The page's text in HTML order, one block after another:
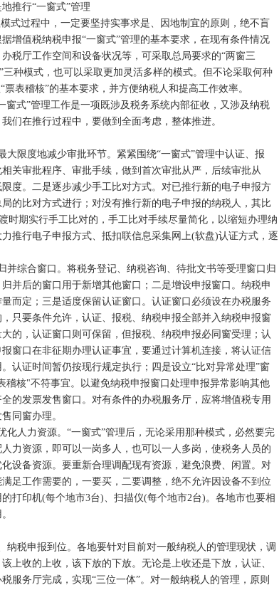
推行“一窗式”管理
过程中，一定要坚持实事求是、因地制宜的原则，绝不盲
增值税纳税申报“一窗式”管理的基本要求，在现有条件情况
税厅工作空间和设备状况等，可采取总局要求的“两窗三
三种模式，也可以采取更加灵活多样的模式。但不论采取何种
票表稽核”的基本要求，并方便纳税人和提高工作效率。
式”管理工作是一项既涉及税务系统内部征收，又涉及纳税
们在推行过程中，要做到全面考虑，整体推进。
限度地减少审批环节。紧紧围绕“一窗式”管理中认证、报
关审批程序、审批手续，做到首次审批从严，后续审批从
度。二是逐步减少手工比对方式。对已推行新的电子申报方
的比对方式进行；对没有推行新的电子申报的纳税人，其比
时期实行手工比对的，手工比对手续尽量简化，以缩短办理纳
推行电子申报方式、抵扣联信息采集网上(软盘)认证方式，逐
综合窗口。将税务登记、纳税咨询、待批文书等受理窗口归
并后的窗口用于新增其他窗口；二是增设申报窗口。纳税申
而定；三是适度保留认证窗口。认证窗口必须设在办税服务
只要条件允许，认证、报税、纳税申报全部并入纳税申报窗
的，认证窗口则可保留，但报税、纳税申报必同窗受理；认
窗口在非征期办理认证事宜，要通过计算机连接，将认证信
认证时间暂仍按现行规定执行；四是设立“比对异常处理”窗
稽核"不符事宜。以避免纳税申报窗口处理申报异常影响其他
的发票发售窗口。对有条件的办税服务厅，应将增值税专用
同窗办理。
人力资源。“一窗式”管理后，无论采用那种模式，必然要完
力资源，即可以一岗多人，也可以一人多岗，使税务人员的
设备资源。要重新合理调配现有资源，避免浪费、闲置。对
足工作需要的，一要买，二要调整，绝不允许因设备不到位
打印机(每个地市3台)、扫描仪(每个地市2台)。各地市也要相
税申报到位。各地要针对目前对一般纳税人的管理现状，调
上收的上收，该下放的下放。无论是上收还是下放，认证、
服务厅完成，实现“三位一体”。对一般纳税人的管理，原则